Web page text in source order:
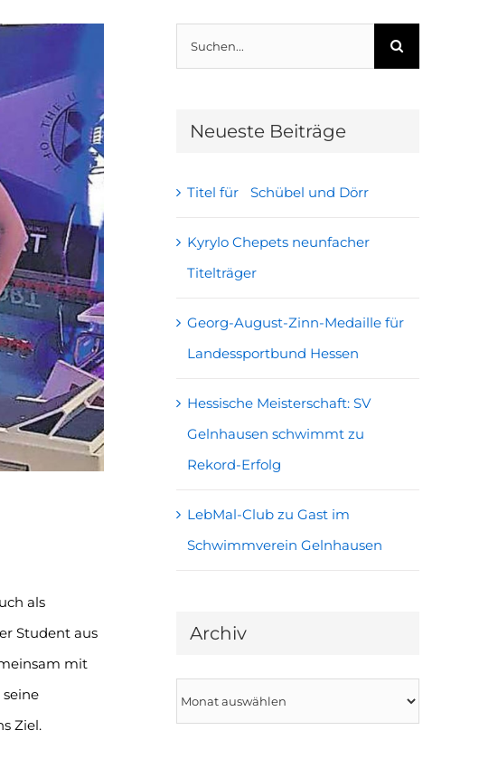
als
Student aus
mit
Ziel.
Suche
nach:
Neueste Beiträge
Titel für Schübel und Dörr
Kyrylo Chepets neunfacher
Titelträger
Georg-August-Zinn-Medaille für
Landessportbund Hessen
Hessische Meisterschaft: SV
Gelnhausen schwimmt zu
Rekord-Erfolg
LebMal-Club zu Gast im
Schwimmverein Gelnhausen
Archiv